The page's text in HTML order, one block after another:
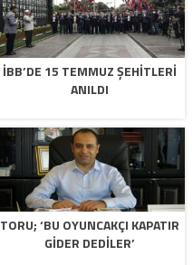
İBB’DE 15 TEMMUZ ŞEHITLERI
ANILDI
TORU; ‘BU OYUNCAKÇI KAPATIR
GIDER DEDILER’